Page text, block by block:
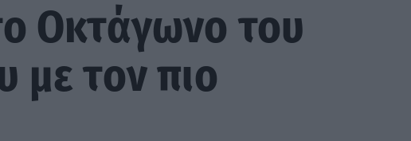
Οκτάγωνο του
με τον πιο